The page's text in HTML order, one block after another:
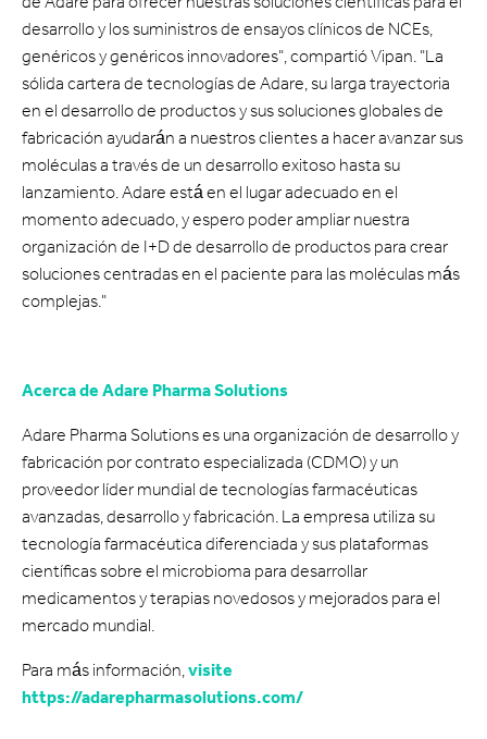
desarrollo y los suministros de ensayos clínicos de NCEs,
genéricos y genéricos innovadores", compartió Vipan. "La
sólida cartera de tecnologías de Adare, su larga trayectoria
en el desarrollo de productos y sus soluciones globales de
fabricación ayudarán a nuestros clientes a hacer avanzar sus
moléculas a través de un desarrollo exitoso hasta su
lanzamiento. Adare está en el lugar adecuado en el
momento adecuado, y espero poder ampliar nuestra
organización de I+D de desarrollo de productos para crear
soluciones centradas en el paciente para las moléculas más
complejas."
Acerca de Adare Pharma Solutions
Adare Pharma Solutions es una organización de desarrollo y
fabricación por contrato especializada (CDMO) y un
proveedor líder mundial de tecnologías farmacéuticas
avanzadas, desarrollo y fabricación. La empresa utiliza su
tecnología farmacéutica diferenciada y sus plataformas
científicas sobre el microbioma para desarrollar
medicamentos y terapias novedosos y mejorados para el
mercado mundial.
Para más información,visite
https://adarepharmasolutions.com/